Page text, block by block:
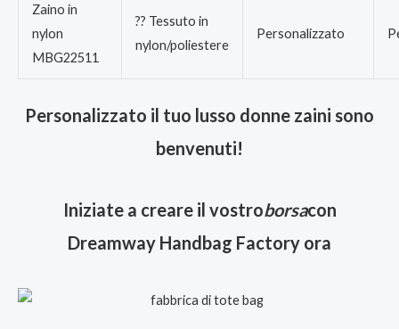
Zaino in
nylon
MBG22511
?? Tessuto in
nylon/poliestere
Personalizzato
Personalizzato il tuo lusso donne zaini sono
benvenuti!
Iniziate a creare il vostroborsacon
Dreamway Handbag Factory ora